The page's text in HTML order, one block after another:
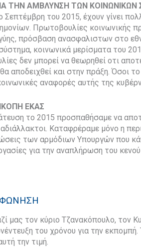
ΤΗΝ ΑΜΒΛΥΝΣΗ ΤΩΝ
του 2015, έχουν γίνει
Πρωτοβουλίες κοινωνικής
πρόσβαση ανασφαλιστων στο
κοινωνικά μερίσματα του
δεν μπορεί να θεωρηθεί οτι
αποδειχθεί και στην πράξη. Όσοι
αναφορές αυτής της
ΕΚΑΣ
το 2015 προσπαθήσαμε να
Καταφρέραμε μόνο η
των αρμόδιων Υπουργών που
για την αναπλήρωση του κενού
μας τον κύριο Τζανακόπουλο, τον
του χρόνου για την εκπομπή.
την τιμή.